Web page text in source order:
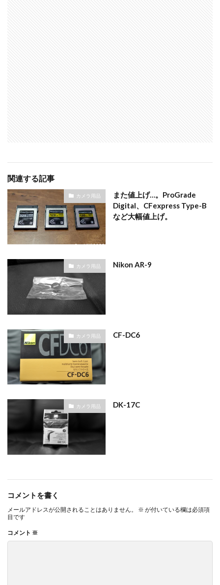
関連する記事
カメラ用品
また値上げ…。ProGrade
Digital、CFexpress Type-B
など大幅値上げ。
カメラ用品 Nikon AR-9
カメラ用品 CF-DC6
カメラ用品 DK-17C
コメントを書く
メールアドレスが公開されることはありません。 ※ が付いている欄は必須項
目です
コメント ※